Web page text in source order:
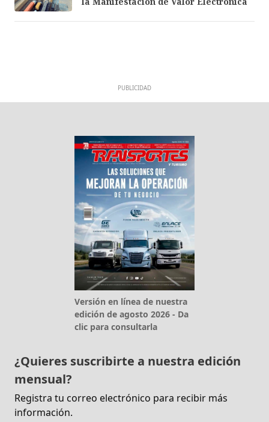
PUBLICIDAD
Versión en línea de nuestra
edición de agosto 2026 - Da
clic para consultarla
¿Quieres suscribirte a nuestra edición
mensual?
Registra tu correo electrónico para recibir más
información.